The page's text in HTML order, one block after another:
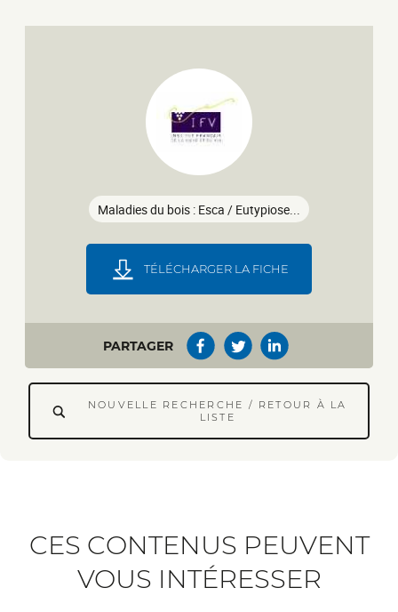
Maladies du bois : Esca / Eutypiose...
TÉLÉCHARGER LA FICHE
PARTAGER
NOUVELLE RECHERCHE / RETOUR À LA
LISTE
CES CONTENUS PEUVENT
VOUS INTÉRESSER